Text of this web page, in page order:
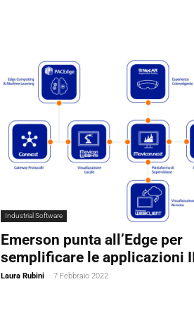
Industrial Software
Emerson punta all’Edge per
semplificare le applicazioni
Laura Rubini - 7 Febbraio 2022